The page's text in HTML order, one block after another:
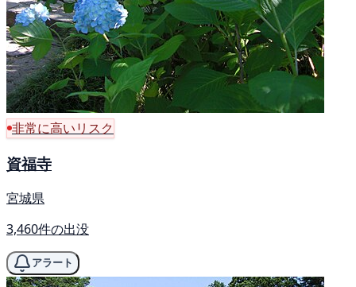
非常に高いリスク
資福寺
宮城県
3,460件の出没
アラート